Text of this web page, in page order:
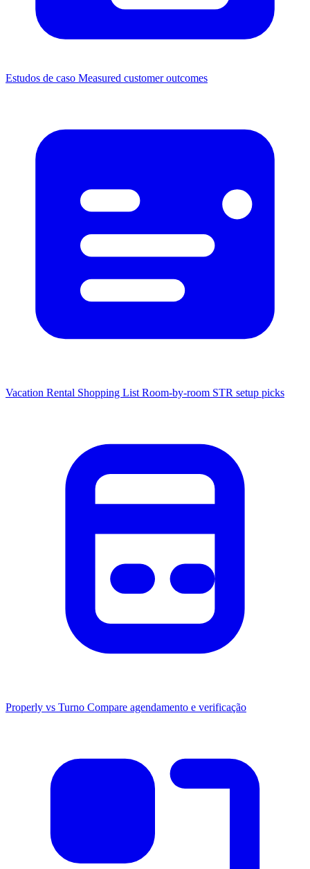
Estudos de caso Measured customer outcomes
Vacation Rental Shopping List Room-by-room STR setup picks
Properly vs Turno Compare agendamento e verificação